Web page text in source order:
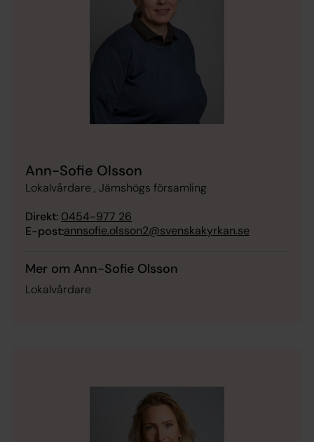
Ann-Sofie Olsson
Lokalvårdare , Jämshögs församling
Direkt: 0454-977 26
E-post:annsofie.olsson2@svenskakyrkan.se
Mer om Ann-Sofie Olsson
Lokalvårdare